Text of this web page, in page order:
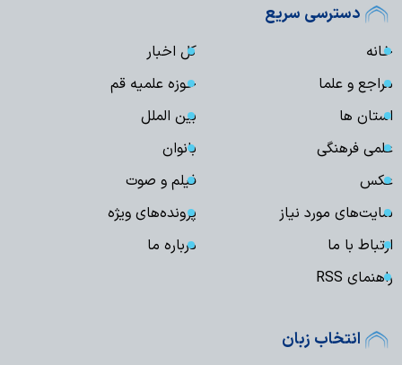
دسترسی سریع
خانه
کل اخبار
مراجع و علما
حوزه علمیه قم
استان ها
بین الملل
علمی فرهنگی
بانوان
عکس
فیلم و صوت
سایت‌های مورد نیاز
پرونده‌های ویژه
ارتباط با ما
درباره ما
راهنمای RSS
انتخاب زبان